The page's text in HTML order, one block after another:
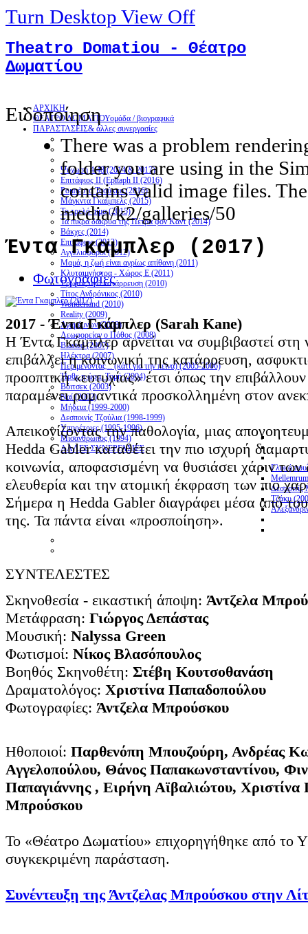
Turn Desktop View Off
Theatro Domatiou - Θέατρο
Δωματίου
ΑΡΧΙΚΗ
ΘΕΑΤΡΟ ΔΩΜΑΤΙΟΥομάδα / βιογραφικά
ΠΑΡΑΣΤΑΣΕΙΣ& άλλες συνεργασίες
Ψύχωση 4.48 (2014 & 2017)
Επιτάφιος ΙΙ (Epitaph II (2016)
Ρομπέρτο Τσούκκο (2016)
Μάγκντα Γκαίμπελς (2015)
Το τρελό αίμα (2015)
Τα πικρά δάκρυα της Πέτρα φον Καντ (2014)
Βάκχες (2014)
Επιτάφιος (2012)
Αγγελιοφόροι (2012)
Μαμά, η ζωή είναι αγρίως απίθανη (2011)
Κλυταιμνήστρα - Χώρος Ε (2011)
Έρωτας υπό κατάρρευση (2010)
Τίτος Ανδρόνικος (2010)
Wonderland (2010)
Reality (2009)
Αγαμέμνων (2008)
Λεωφορείον ο Πόθος (2008)
Blasted (2007)
Ηλέκτρα (2007)
Περιμένοντας... (κάτι για την πείνα) (2005-2006)
Ήρθε η ώρα. Τομή (2004)
Βόιτσεκ (2003)
Ναί (2002)
Μήδεια (1999-2000)
Δεσποινίς Τζούλια (1998-1999)
Υπηρέτριες (1995-1996)
Μισάνθρωπος (1994)
ΑΛΛΕΣ ΣΥΝΕΡΓΑΣΙΕΣ
Γλυκό
Τζάκυ
Ειδοποίηση
There was a problem
folder you are using in the
contains valid image files.
media/k2/galleries/50
Έντα Γκαμπλερ (2017)
Φωτογραφίες
2017 - Έντα Γκάμπλερ (Sarah Kane)
Η Έντα Γκάμπλερ αρνείται να συμβιβαστεί στη
επιβάλλει η κοινωνική της κατάρρευση,
προοπτική «ευτυχίας» έτσι όπως την
παραμένει ρομαντικά προσκολλημένη στον
Απεικονίζοντας την παθολογία, μιας
Hedda Gabler καταθέτει την πιο ισχυρή
κοινωνία, αποφασισμένη να θυσιάσει χάριν
ελευθερία και την ατομική έκφραση των πιο
Σήμερα η Hedda Gabler διαγράφει μέσα από
της. Τα πάντα είναι «προσποίηση».
ΣΥΝΤΕΛΕΣΤΕΣ
Σκηνοθεσία - εικαστική άποψη: Άντζελα
Μετάφραση: Γιώργος Δεπάστας
Μουσική: Nalyssa Green
Φωτισμοί: Νίκος Βλασόπουλος
Βοηθός Σκηνοθέτη: Στέβη Κουτσοθανάση
Δραματολόγος: Χριστίνα Παπαδοπούλου
Φωτογραφίες: Άντζελα Μπρούσκου
Ηθοποιοί: Παρθενόπη Μπουζούρη, Ανδρέας
Αγγελοπούλου, Θάνος Παπακωνσταντίνου,
Παπαγιάννης , Ειρήνη Αϊβαλιώτου,
Μπρούσκου
Το «Θέατρο Δωματίου» επιχορηγήθηκε από το
συγκεκριμένη παράσταση.
Συνέντευξη της Άντζελας Μπρούσκου στην